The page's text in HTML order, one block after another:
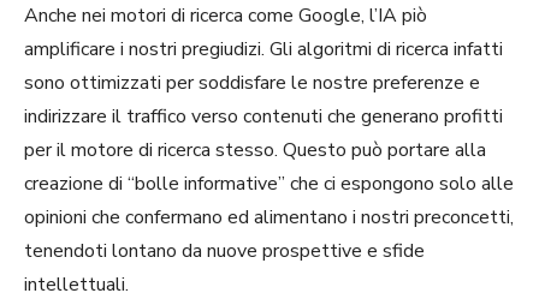
Anche nei motori di ricerca come Google, l’IA piò
amplificare i nostri pregiudizi. Gli algoritmi di ricerca infatti
sono ottimizzati per soddisfare le nostre preferenze e
indirizzare il traffico verso contenuti che generano profitti
per il motore di ricerca stesso. Questo può portare alla
creazione di “bolle informative” che ci espongono solo alle
opinioni che confermano ed alimentano i nostri preconcetti,
tenendoti lontano da nuove prospettive e sfide
intellettuali.